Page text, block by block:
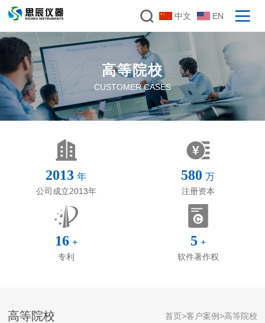
中文 EN
高等院校
CUSTOMER CASES
2013 年
公司成立2013年
580 万
注册资本
16 +
专利
5 +
软件著作权
高等院校 首页>客户案例>高等院校